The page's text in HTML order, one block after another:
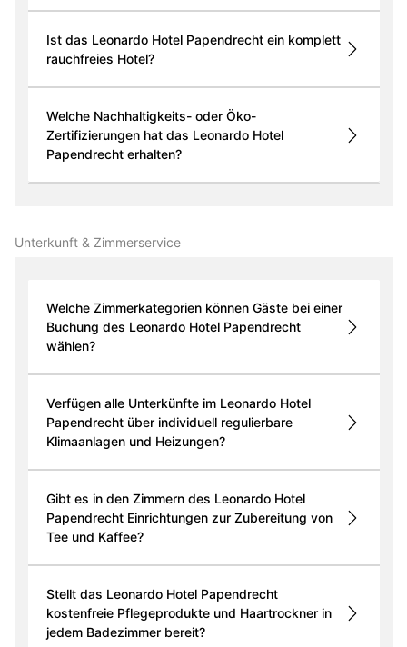
Ist das Leonardo Hotel Papendrecht ein komplett
rauchfreies Hotel?
Welche Nachhaltigkeits- oder Öko-
Zertifizierungen hat das Leonardo Hotel
Papendrecht erhalten?
Unterkunft & Zimmer­service
Welche Zimmerkategorien können Gäste bei einer
Buchung des Leonardo Hotel Papendrecht
wählen?
Verfügen alle Unterkünfte im Leonardo Hotel
Papendrecht über individuell regulierbare
Klimaanlagen und Heizungen?
Gibt es in den Zimmern des Leonardo Hotel
Papendrecht Einrichtungen zur Zubereitung von
Tee und Kaffee?
Stellt das Leonardo Hotel Papendrecht
kostenfreie Pflegeprodukte und Haartrockner in
jedem Badezimmer bereit?